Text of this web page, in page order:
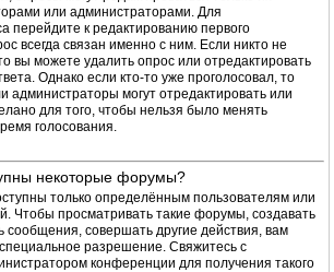
или администраторами. Для
перейдите к редактированию первого
всегда связан именно с ним. Если никто не
вы можете удалить опрос или отредактировать
Однако если кто-то уже проголосовал, то
администраторы могут отредактировать или
для того, чтобы нельзя было менять
голосования.
некоторые форумы?
только определённым пользователям или
Чтобы просматривать такие форумы, создавать
сообщения, совершать другие действия, вам
разрешение. Свяжитесь с
конференции для получения такого